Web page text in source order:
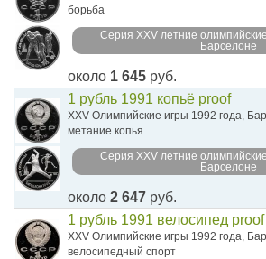
борьба
Серия XXV летние
Барселоне
около 1 645 руб.
1 рубль 1991 копьё proof
XXV Олимпийские игры 1992 года,
метание копья
Серия XXV летние
Барселоне
около 2 647 руб.
1 рубль 1991 велосипед proof
XXV Олимпийские игры 1992 года,
велосипедный спорт